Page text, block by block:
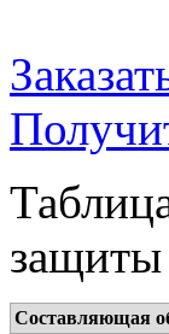
защиты
Составляющая